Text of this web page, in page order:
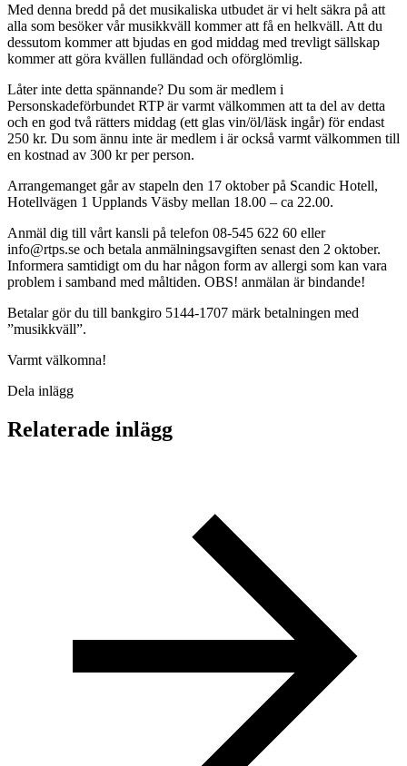
Med denna bredd på det musikaliska utbudet är vi helt säkra på att
alla som besöker vår musikkväll kommer att få en helkväll. Att du
dessutom kommer att bjudas en god middag med trevligt sällskap
kommer att göra kvällen fulländad och oförglömlig.
Låter inte detta spännande? Du som är medlem i
Personskadeförbundet RTP är varmt välkommen att ta del av detta
och en god två rätters middag (ett glas vin/öl/läsk ingår) för endast
250 kr. Du som ännu inte är medlem i är också varmt välkommen till
en kostnad av 300 kr per person.
Arrangemanget går av stapeln den 17 oktober på Scandic Hotell,
Hotellvägen 1 Upplands Väsby mellan 18.00 – ca 22.00.
Anmäl dig till vårt kansli på telefon 08-545 622 60 eller
info@rtps.se och betala anmälningsavgiften senast den 2 oktober.
Informera samtidigt om du har någon form av allergi som kan vara
problem i samband med måltiden. OBS! anmälan är bindande!
Betalar gör du till bankgiro 5144-1707 märk betalningen med
”musikkväll”.
Varmt välkomna!
Dela inlägg
Relaterade inlägg